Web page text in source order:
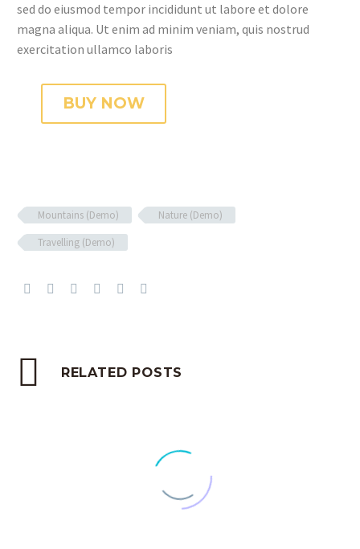
sed do eiusmod tempor incididunt ut labore et dolore
magna aliqua. Ut enim ad minim veniam, quis nostrud
exercitation ullamco laboris
BUY NOW
Mountains (Demo)
Nature (Demo)
Travelling (Demo)
RELATED POSTS